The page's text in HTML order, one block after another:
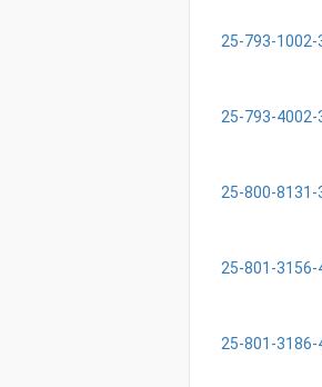
25-793-1002-
25-793-4002-
25-800-8131-
25-801-3156-
25-801-3186-